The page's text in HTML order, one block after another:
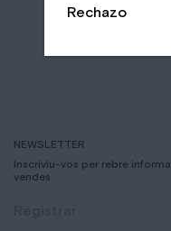
NEWSLETTER
Inscriviu-vos per rebre
vendes
Rechazo